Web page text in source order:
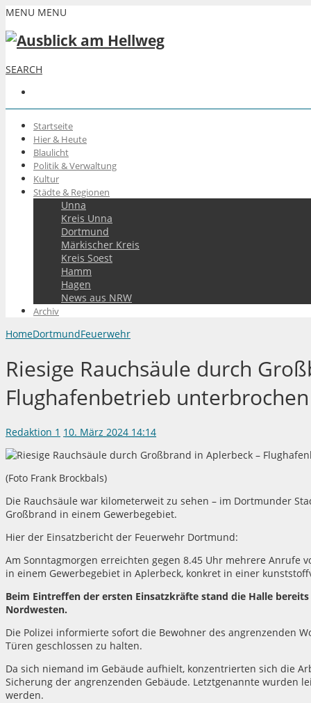
MENU MENU
SEARCH
Startseite
Hier & Heute
Blaulicht
Politik & Verwaltung
Kultur
Städte & Regionen
Unna
Kreis Unna
Dortmund
Märkischer Kreis
Kreis Soest
Hamm
Hagen
News aus NRW
Archiv
HomeDortmundFeuerwehr
Riesige Rauchsäule durch
Flughafenbetrieb unterbrochen
Redaktion 1 10. März 2024 14:14
(Foto Frank Brockbals)
Die Rauchsäule war kilometerweit zu sehen – im Dortmunder
Großbrand in einem Gewerbegebiet.
Hier der Einsatzbericht der Feuerwehr Dortmund:
Am Sonntagmorgen erreichten gegen 8.45 Uhr mehrere Anrufe
in einem Gewerbegebiet in Aplerbeck, konkret in einer
Beim Eintreffen der ersten Einsatzkräfte stand die Halle
Nordwesten.
Die Polizei informierte sofort die Bewohner des angrenzenden
Türen geschlossen zu halten.
Da sich niemand im Gebäude aufhielt, konzentrierten sich die
Sicherung der angrenzenden Gebäude. Letztgenannte wurden
werden.